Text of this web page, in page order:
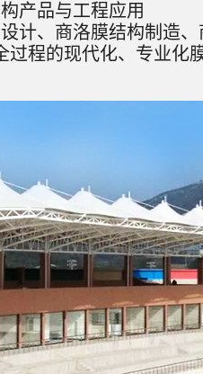
产品与工程应用
计、商洛膜结构制造
程的现代化、专业化